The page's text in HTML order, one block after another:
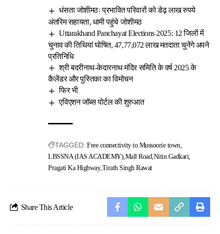
धंसता जोशीमठः प्रभावित परिवारों को डेढ़ लाख रुपये
अंतरिम सहायता, धामी पहुंचे जोशीमठ
Uttarakhand Panchayat Elections 2025: 12 जिलों में
चुनाव की तिथियां घोषित, 47,77,072 लाख मतदाता चुनेंगे अपने
प्रतिनिधि
श्री बदरीनाथ-केदारनाथ मंदिर समिति के वर्ष 2025 के
कैलेंडर और पुस्तिका का विमोचन
फिर भी
एविएशन जॉब्स पोर्टल की शुरुआत
TAGGED: Free connectivity to Mussoorie town
LBSSNA (IAS ACADEMY) Mall Road Nitin Gadkari
Pragati Ka Highway Tirath Singh Rawat
Share This Article